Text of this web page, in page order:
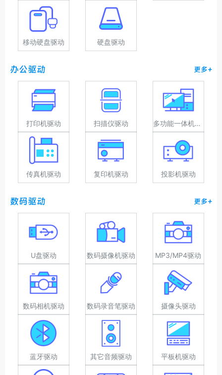
移动硬盘驱动 硬盘驱动
办公驱动 更多+
打印机驱动 扫描仪驱动 多功能一体机驱动
传真机驱动 复印机驱动 投影机驱动
数码驱动 更多+
U盘驱动 数码摄像机驱动 MP3/MP4驱动
数码相机驱动 数码录音笔驱动 摄像头驱动
蓝牙驱动 其它音频驱动 平板机驱动